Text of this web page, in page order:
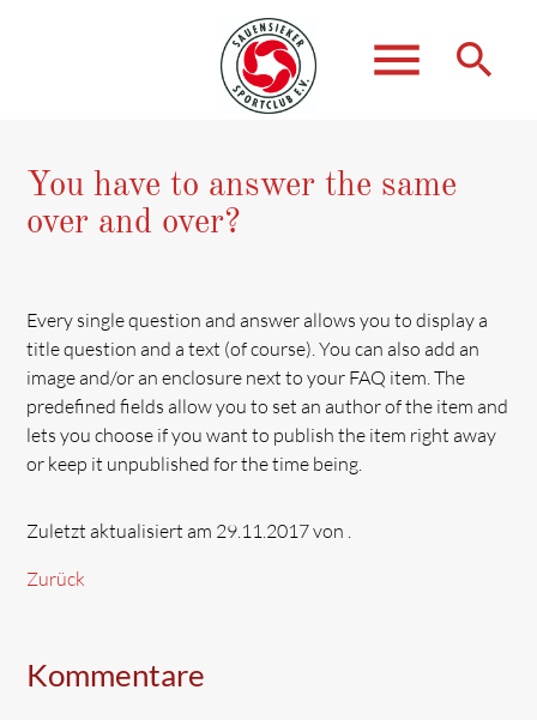
menu search
Suchbegriffe SUCHEN
You have to answer the same
over and over?
Every single question and answer allows you to display a
title question and a text (of course). You can also add an
image and/or an enclosure next to your FAQ item. The
predefined fields allow you to set an author of the item and
lets you choose if you want to publish the item right away
or keep it unpublished for the time being.
Zuletzt aktualisiert am 29.11.2017 von .
Zurück
Kommentare